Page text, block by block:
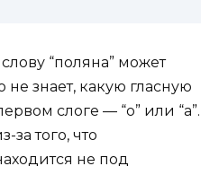
“поляна” может
не знает, какую гласную
слоге — “о” или “а”.
за того, что
не под